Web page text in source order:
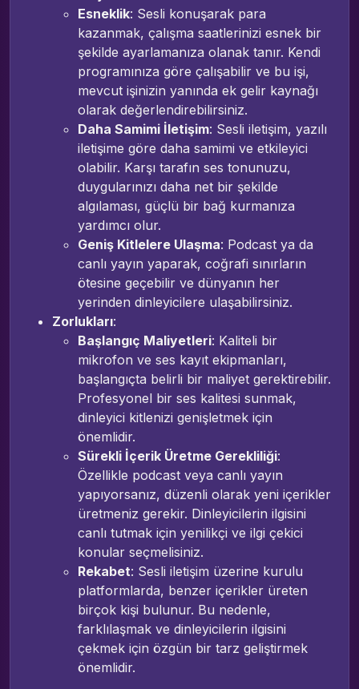
Esneklik: Sesli konuşarak para
kazanmak, çalışma saatlerinizi esnek bir
şekilde ayarlamanıza olanak tanır. Kendi
programınıza göre çalışabilir ve bu işi,
mevcut işinizin yanında ek gelir kaynağı
olarak değerlendirebilirsiniz.
Daha Samimi İletişim: Sesli iletişim, yazılı
iletişime göre daha samimi ve etkileyici
olabilir. Karşı tarafın ses tonunuzu,
duygularınızı daha net bir şekilde
algılaması, güçlü bir bağ kurmanıza
yardımcı olur.
Geniş Kitlelere Ulaşma: Podcast ya da
canlı yayın yaparak, coğrafi sınırların
ötesine geçebilir ve dünyanın her
yerinden dinleyicilere ulaşabilirsiniz.
Zorlukları:
Başlangıç Maliyetleri: Kaliteli bir
mikrofon ve ses kayıt ekipmanları,
başlangıçta belirli bir maliyet gerektirebilir.
Profesyonel bir ses kalitesi sunmak,
dinleyici kitlenizi genişletmek için
önemlidir.
Sürekli İçerik Üretme Gerekliliği:
Özellikle podcast veya canlı yayın
yapıyorsanız, düzenli olarak yeni içerikler
üretmeniz gerekir. Dinleyicilerin ilgisini
canlı tutmak için yenilikçi ve ilgi çekici
konular seçmelisiniz.
Rekabet: Sesli iletişim üzerine kurulu
platformlarda, benzer içerikler üreten
birçok kişi bulunur. Bu nedenle,
farklılaşmak ve dinleyicilerin ilgisini
çekmek için özgün bir tarz geliştirmek
önemlidir.